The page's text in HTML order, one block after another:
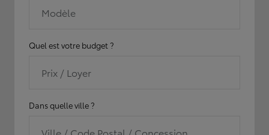
Modèle
Quel est votre budget ?
Prix / Loyer
Dans quelle ville ?